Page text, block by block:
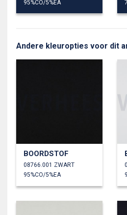
95%CO/5%EA
Andere kleuropties voor dit
BOORDSTOF
08766.001 ZWART
95%CO/5%EA